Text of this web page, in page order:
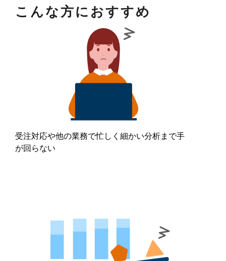
こんな方におすすめ
受注対応や他の業務で忙しく細かい分析まで手
が回らない